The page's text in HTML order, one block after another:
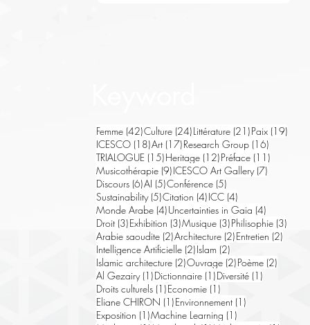
Femme (42)42 posts
Culture (24)24 posts
Littérature (21)21 posts
Paix (19)19
ICESCO (18)18 posts
Art (17)17 posts
Research Group (16)16 posts
TRIALOGUE (15)15 posts
Heritage (12)12 posts
Préface (11)11 posts
Musicothérapie (9)9 posts
ICESCO Art Gallery (7)7 posts
Discours (6)6 posts
AI (5)5 posts
Conférence (5)5 posts
Sustainability (5)5 posts
Citation (4)4 posts
ICC (4)4 posts
Monde Arabe (4)4 posts
Uncertainties in Gaia (4)4 posts
Droit (3)3 posts
Exhibition (3)3 posts
Musique (3)3 posts
Philisophie (3)3
Arabie saoudite (2)2 posts
Architecture (2)2 posts
Entretien (2)2 posts
Intelligence Artificielle (2)2 posts
Islam (2)2 posts
Islamic architecture (2)2 posts
Ouvrage (2)2 posts
Poème (2)2 posts
Al Gezairy (1)1 post
Dictionnaire (1)1 post
Diversité (1)1 post
Droits culturels (1)1 post
Economie (1)1 post
Eliane CHIRON (1)1 post
Environnement (1)1 post
Exposition (1)1 post
Machine Learning (1)1 post